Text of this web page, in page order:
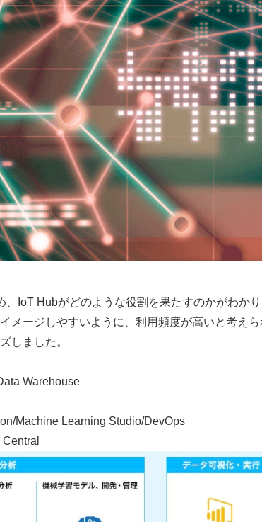
IoT Hubがどのような役割を果たすのかがわか
メージしやすいように、利用頻度が高いと考えら
しました。
Warehouse
Machine Learning Studio/DevOps